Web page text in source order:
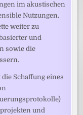
im akustischen
Nutzungen.
weiter zu
und
sowie die
Schaffung eines
und